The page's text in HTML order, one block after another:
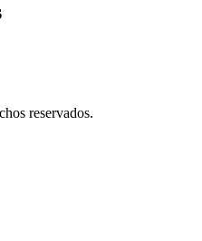
reservados.